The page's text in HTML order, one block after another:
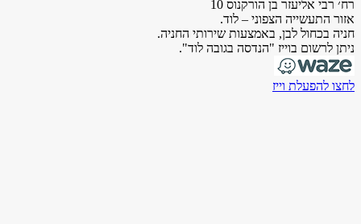
רח׳ רבי אליעזר בן הורקנוס 10
אזור התעשייה הצפוני – לוד.
חניה בכחול לבן, באמצעות שירותי החניה.
ניתן לרשום בוייז "הנדסה בגובה לוד".
לחצו להפעלת וייז